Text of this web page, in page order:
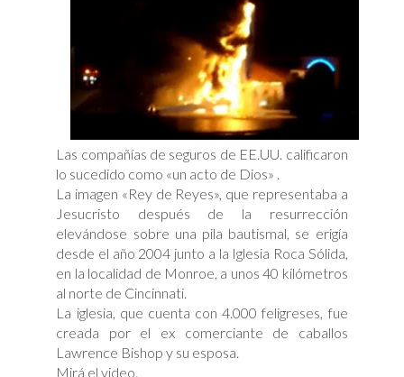
Las compañías de seguros de EE.UU. calificaron
lo sucedido como «un acto de Dios» .
La imagen «Rey de Reyes», que representaba a
Jesucristo después de la resurrección
elevándose sobre una pila bautismal, se erigía
desde el año 2004 junto a la Iglesia Roca Sólida,
en la localidad de Monroe, a unos 40 kilómetros
al norte de Cincinnati.
La iglesia, que cuenta con 4.000 feligreses, fue
creada por el ex comerciante de caballos
Lawrence Bishop y su esposa.
Mirá el video.